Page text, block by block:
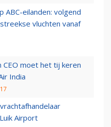
ABC-eilanden: volgend
vluchten vanaf
CEO moet het tij keren
India
Airport